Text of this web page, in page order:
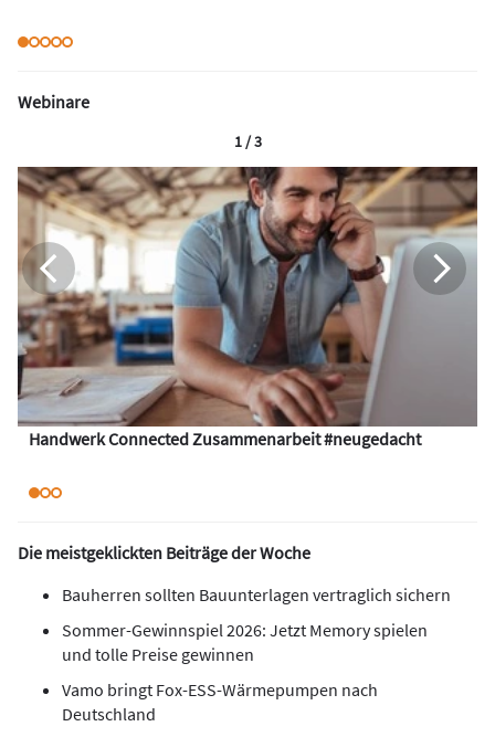
Webinare
Handwerk Connected Zusammenarbeit #neugedacht
1 / 3
Die meistgeklickten Beiträge der Woche
Bauherren sollten Bauunterlagen vertraglich sichern
Sommer-Gewinnspiel 2026: Jetzt Memory spielen
und tolle Preise gewinnen
Vamo bringt Fox-ESS-Wärmepumpen nach
Deutschland